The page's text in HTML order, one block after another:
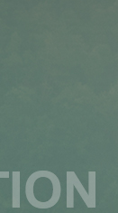
小程序